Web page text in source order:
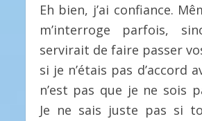
Eh bien, j’ai confiance.
m’interroge parfois,
servirait de faire passer
si je n’étais pas d’accord
n’est pas que je ne sois
Je ne sais juste pas si